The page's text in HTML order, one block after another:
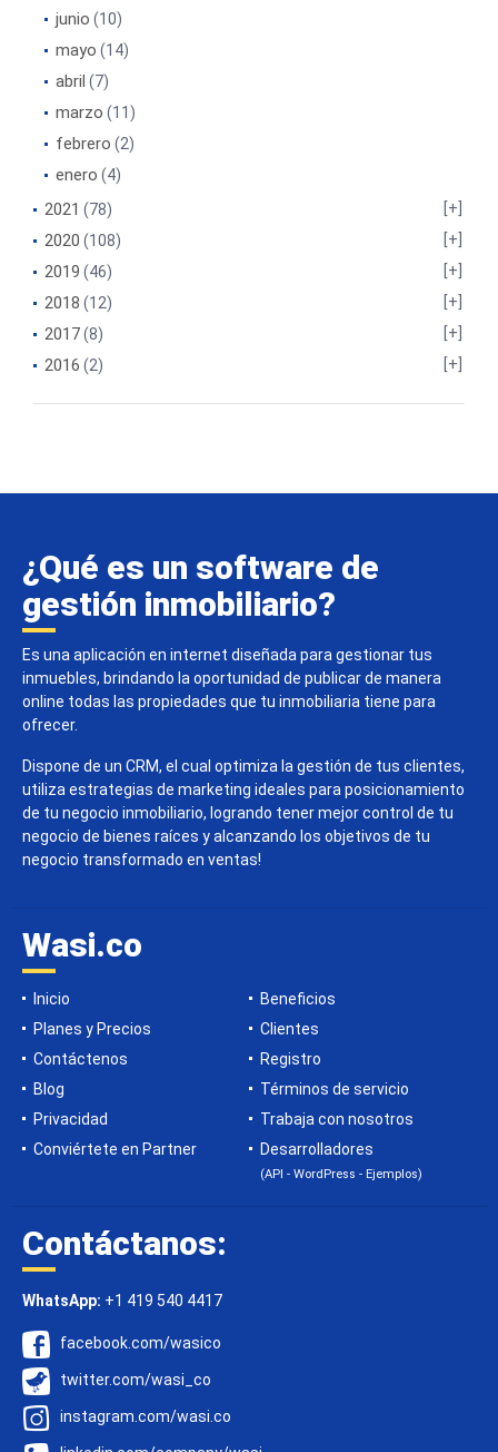
junio (10)
mayo (14)
abril (7)
marzo (11)
febrero (2)
enero (4)
2021 (78)
2020 (108)
2019 (46)
2018 (12)
2017(8)
2016 (2)
¿Qué es un software de
gestión inmobiliario?
Es una aplicación en internet diseñada para gestionar tus
inmuebles, brindando la oportunidad de publicar de manera
online todas las propiedades que tu inmobiliaria tiene para
ofrecer.
Dispone de un CRM, el cual optimiza la gestión de tus clientes,
utiliza estrategias de marketing ideales para posicionamiento
de tu negocio inmobiliario, logrando tener mejor control de tu
negocio de bienes raíces y alcanzando los objetivos de tu
negocio transformado en ventas!
Wasi.co
Inicio
Beneficios
Planes y Precios
Clientes
Contáctenos
Registro
Blog
Términos de servicio
Privacidad
Trabaja con nosotros
Conviértete en Partner
Desarrolladores
(API - WordPress - Ejemplos)
Contáctanos:
WhatsApp: +1 419 540 4417
facebook.com/wasico
twitter.com/wasi_co
instagram.com/wasi.co